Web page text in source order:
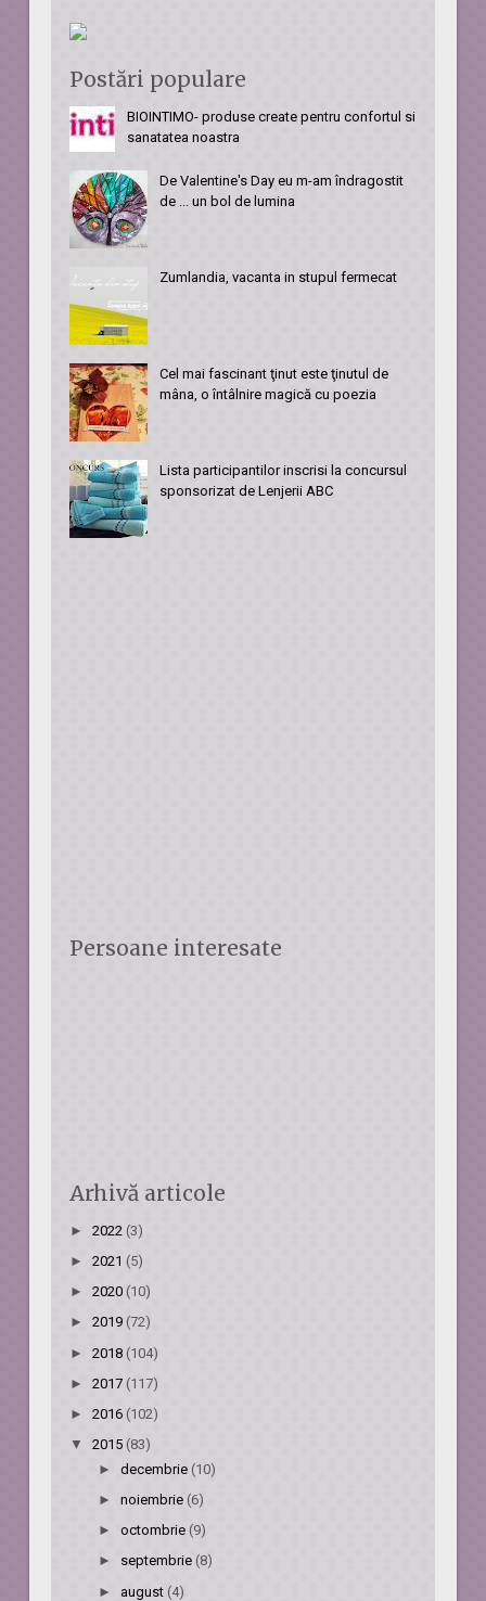
Postări populare
BIOINTIMO- produse create pentru confortul si
sanatatea noastra
De Valentine's Day eu m-am îndragostit
de ... un bol de lumina
Zumlandia, vacanta in stupul fermecat
Cel mai fascinant ţinut este ţinutul de
mâna, o întâlnire magică cu poezia
Lista participantilor inscrisi la concursul
sponsorizat de Lenjerii ABC
Persoane interesate
Arhivă articole
►2022 (3)
►2021(5)
►2020 (10)
►2019 (72)
►2018 (104)
►2017(117)
►2016 (102)
▼2015(83)
► decembrie (10)
► noiembrie (6)
► octombrie (9)
► septembrie (8)
► august (4)